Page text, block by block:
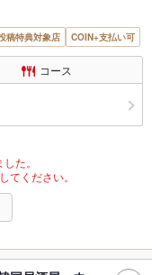
稿特典対象店 COIN+支払い可
コース
た。
てください。